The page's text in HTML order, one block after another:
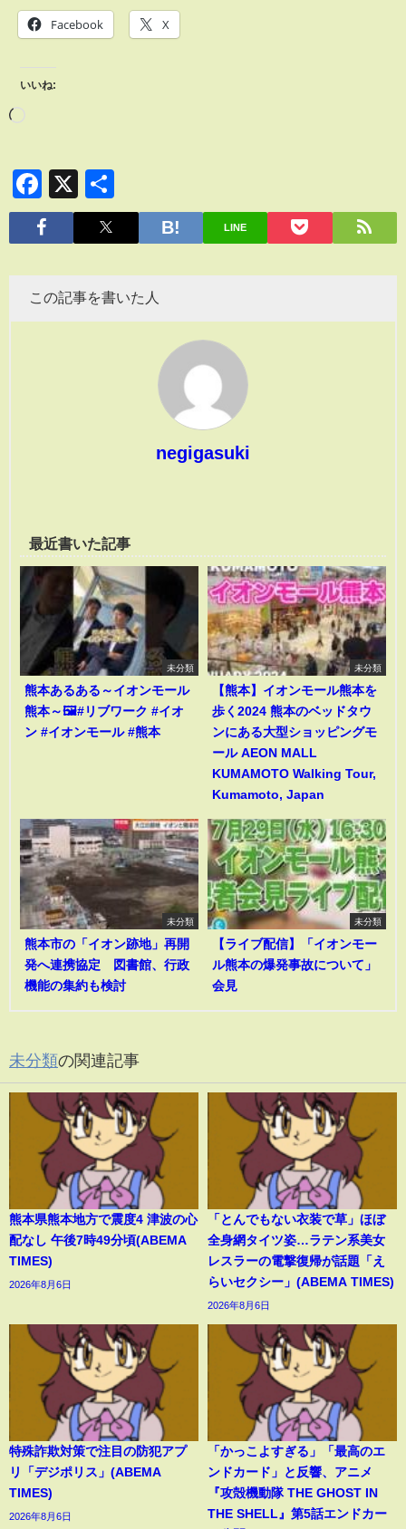
Facebook X
いいね:
Facebook
X
有
LINE
この記事を書いた人
negigasuki
最近書いた記事
未分類
熊本あるある～イオンモール
熊本～🖼️#リブワーク #イオ
ン #イオンモール #熊本
未分類
【熊本】イオンモール熊本を
歩く2024 熊本のベッドタウ
ンにある大型ショッピングモ
ール AEON MALL
KUMAMOTO Walking Tour,
Kumamoto, Japan
未分類
熊本市の「イオン跡地」再開
発へ連携協定 図書館、行政
機能の集約も検討
未分類
【ライブ配信】「イオンモー
ル熊本の爆発事故について」
会見
未分類の関連記事
熊本県熊本地方で震度4 津波の心
配なし 午後7時49分頃(ABEMA
TIMES)
2026年8月6日
「とんでもない衣装で草」ほぼ
全身網タイツ姿…ラテン系美女
レスラーの電撃復帰が話題「え
らいセクシー」(ABEMA TIMES)
2026年8月6日
特殊詐欺対策で注目の防犯アプ
リ「デジポリス」(ABEMA
TIMES)
2026年8月6日
「かっこよすぎる」「最高のエ
ンドカード」と反響、アニメ
『攻殻機動隊 THE GHOST IN
THE SHELL』第5話エンドカー